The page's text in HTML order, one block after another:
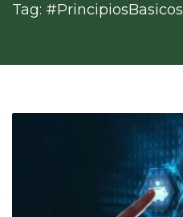
Tag: #PrincipiosBasicos